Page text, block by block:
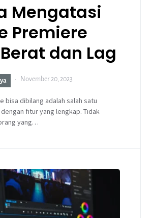
Mengatasi
Premiere
dan Lag
November 20, 2023
bisa dibilang adalah salah satu
fitur yang lengkap. Tidak
yang…